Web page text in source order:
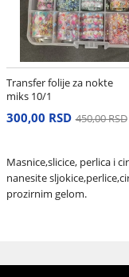
Transfer folije za nokte
miks 10/1
300,00 RSD 450,00 RSD
Masnice,slicice, perlica i
nanesite
prozirnim gelom.